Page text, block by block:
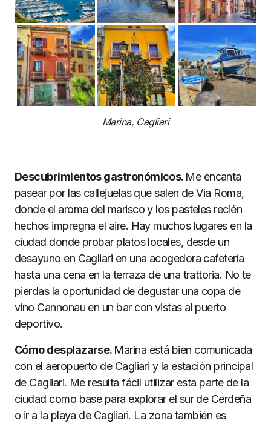
Marina, Cagliari
Descubrimientos gastronómicos. Me encanta
pasear por las callejuelas que salen de Via Roma,
donde el aroma del marisco y los pasteles recién
hechos impregna el aire. Hay muchos lugares en la
ciudad donde probar platos locales, desde un
desayuno en Cagliari en una acogedora cafetería
hasta una cena en la terraza de una trattoria. No te
pierdas la oportunidad de degustar una copa de
vino Cannonau en un bar con vistas al puerto
deportivo.
Cómo desplazarse. Marina está bien comunicada
con el aeropuerto de Cagliari y la estación principal
de Cagliari. Me resulta fácil utilizar esta parte de la
ciudad como base para explorar el sur de Cerdeña
o ir a la playa de Cagliari. La zona también es